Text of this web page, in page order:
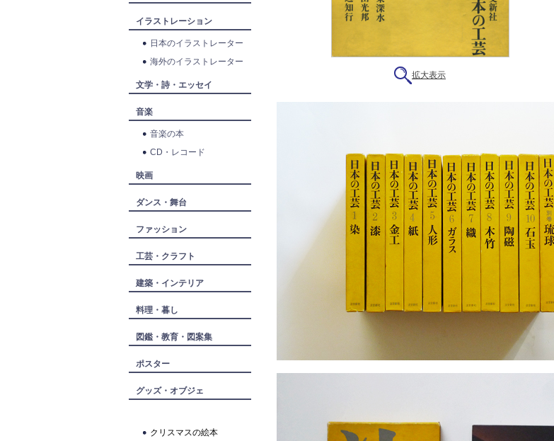
イラストレーション
日本のイラストレーター
海外のイラストレーター
文学・詩・エッセイ
音楽
音楽の本
CD・レコード
映画
ダンス・舞台
ファッション
工芸・クラフト
建築・インテリア
料理・暮し
図鑑・教育・図案集
ポスター
グッズ・オブジェ
クリスマスの絵本
拡大表示